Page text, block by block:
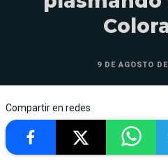
9 DE AGOSTO
Compartir en redes